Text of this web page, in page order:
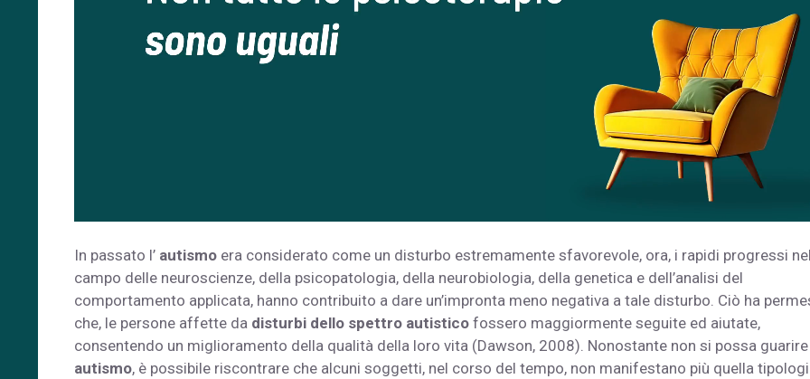
In passato l’ autismo era considerato come un disturbo estremamente sfavorevole, ora, i rapidi progressi nel
campo delle neuroscienze, della psicopatologia, della neurobiologia, della genetica e dell’analisi del
comportamento applicata, hanno contribuito a dare un’impronta meno negativa a tale disturbo. Ciò ha
che, le persone affette da disturbi dello spettro autistico fossero maggiormente seguite ed aiutate,
consentendo un miglioramento della qualità della loro vita (Dawson, 2008). Nonostante non si possa guarire
autismo, è possibile riscontrare che alcuni soggetti, nel corso del tempo, non manifestano più quella